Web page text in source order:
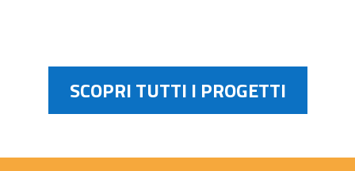
SCOPRI TUTTI I PROGETTI